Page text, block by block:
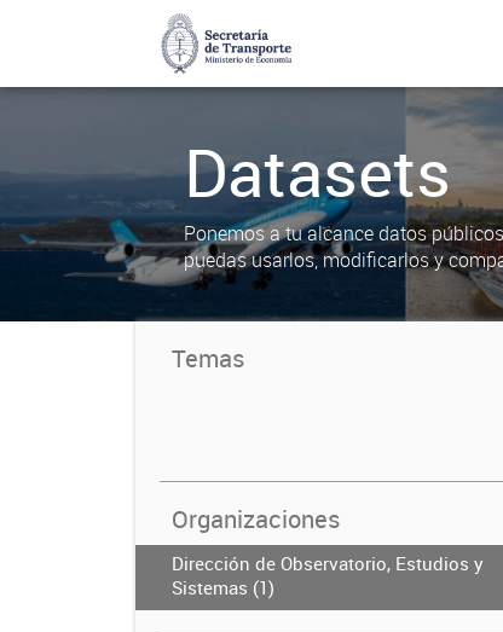
Datasets
Ponemos a tu alcance datos
puedas usarlos, modificarlos y
Temas
Organizaciones
Dirección de Observatorio, Estudios y
Sistemas (1)